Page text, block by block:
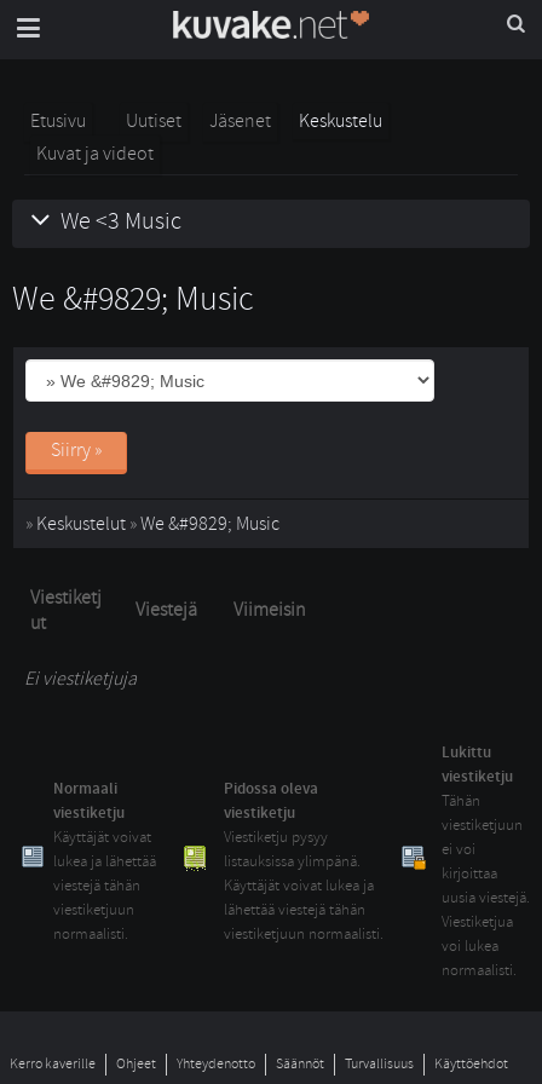
Etusivu Uutiset Jäsenet
Keskustelu
Kuvat ja videot
We <3 Music
We &#9829; Music
Siirry »
» Keskustelut » We &#9829; Music
Viestiketj
ut
Viestejä Viimeisin
Ei viestiketjuja
Normaali
viestiketju
Käyttäjät voivat
lukea ja lähettää
viestejä tähän
viestiketjuun
normaalisti.
Pidossa oleva
viestiketju
Viestiketju pysyy
listauksissa ylimpänä.
Käyttäjät voivat lukea ja
lähettää viestejä tähän
viestiketjuun normaalisti.
Lukittu
viestiketju
Tähän
viestiketjuun
ei voi
kirjoittaa
uusia viestejä.
Viestiketjua
voi lukea
normaalisti.
Kerro kaverille Ohjeet Yhteydenotto Säännöt Turvallisuus Käyttöehdot